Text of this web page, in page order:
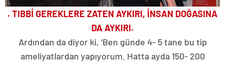
. TIBBİ GEREKLERE ZATEN AYKIRI, İNSAN DOĞASINA
DA AYKIRI.
Ardından da diyor ki, ‘Ben günde 4- 5 tane bu tip
ameliyatlardan yapıyorum. Hatta ayda 150- 200